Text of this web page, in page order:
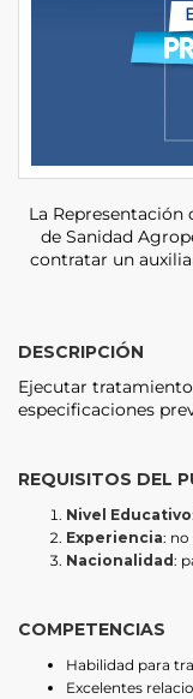
La
de Sanidad
contratar un
DESCRIPCIÓN
Ejecutar
especificaciones
REQUISITOS DEL
Nivel Educativo
Experiencia: no
Nacionalidad :
COMPETENCIAS
Habilidad para
Excelentes